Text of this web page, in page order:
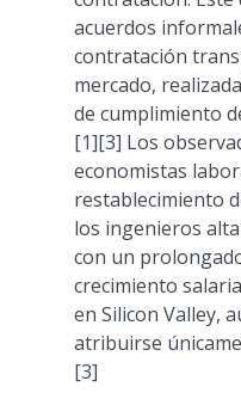
acuerdos
contratación
mercado,
de cumplimiento
[1][3] Los
economistas
restablecimiento
los ingenieros
con un
crecimiento
en Silicon Valley,
atribuirse
[3]